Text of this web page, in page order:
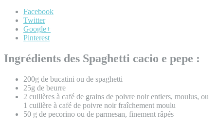
Facebook
Twitter
Google+
Pinterest
Ingrédients des Spaghetti cacio e pepe :
200g de bucatini ou de spaghetti
25g de beurre
2 cuillères à café de grains de poivre noir entiers, moulus, ou
1 cuillère à café de poivre noir fraîchement moulu
50 g de pecorino ou de parmesan, finement râpés